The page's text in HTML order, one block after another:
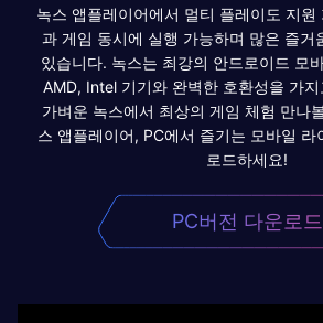
녹스 앱플레이어에서 멀티 플레이도 지원
과 게임 동시에 실행 가능하며 많은 즐거
있습니다. 녹스는 최강의 안드로이드 모
AMD, Intel 기기와 완벽한 호환성을 가
가벼운 녹스에서 최상의 게임 체험 만나
스 앱플레이어, PC에서 즐기는 모바일 라
로드하세요!
PC버전 다운로드